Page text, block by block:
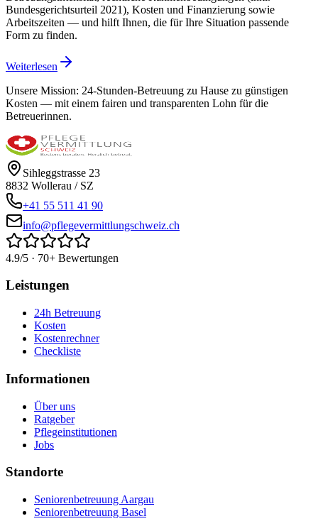
Bundesgerichtsurteil 2021), Kosten und Finanzierung sowie
Arbeitszeiten — und hilft Ihnen, die für Ihre Situation passende
Form zu finden.
Weiterlesen
Unsere Mission: 24-Stunden-Betreuung zu Hause zu günstigen
Kosten — mit einem fairen und transparenten Lohn für die
Betreuerinnen.
Sihleggstrasse 23
8832 Wollerau / SZ
+41 55 511 41 90
info@pflegevermittlungschweiz.ch
4.9/5 · 70+ Bewertungen
Leistungen
24h Betreuung
Kosten
Kostenrechner
Checkliste
Informationen
Über uns
Ratgeber
Pflegeinstitutionen
Jobs
Standorte
Seniorenbetreuung Aargau
Seniorenbetreuung Basel